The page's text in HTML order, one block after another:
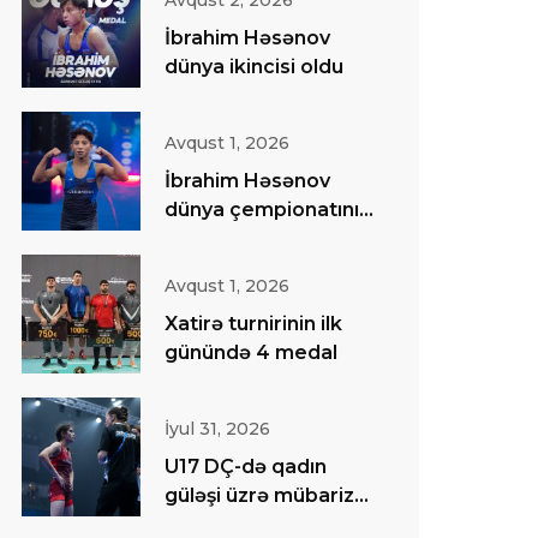
İbrahim Həsənov
dünya ikincisi oldu
Avqust 1, 2026
İbrahim Həsənov
dünya çempionatının
Avqust 1, 2026
Xatirə turnirinin ilk
günündə 4 medal
İyul 31, 2026
U17 DÇ-də qadın
güləşi üzrə mübarizə